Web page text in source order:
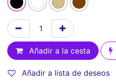
Añadir a la cesta
Añadir a lista de deseos